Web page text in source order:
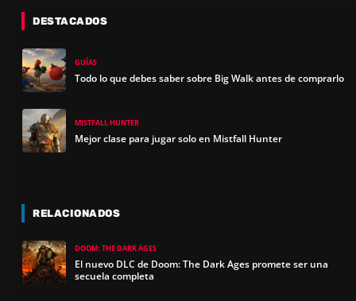
DESTACADOS
GUÍAS
Todo lo que debes saber sobre Big Walk antes de comprarlo
MISTFALL HUNTER
Mejor clase para jugar solo en Mistfall Hunter
RELACIONADOS
DOOM: THE DARK AGES
El nuevo DLC de Doom: The Dark Ages promete ser una
secuela completa